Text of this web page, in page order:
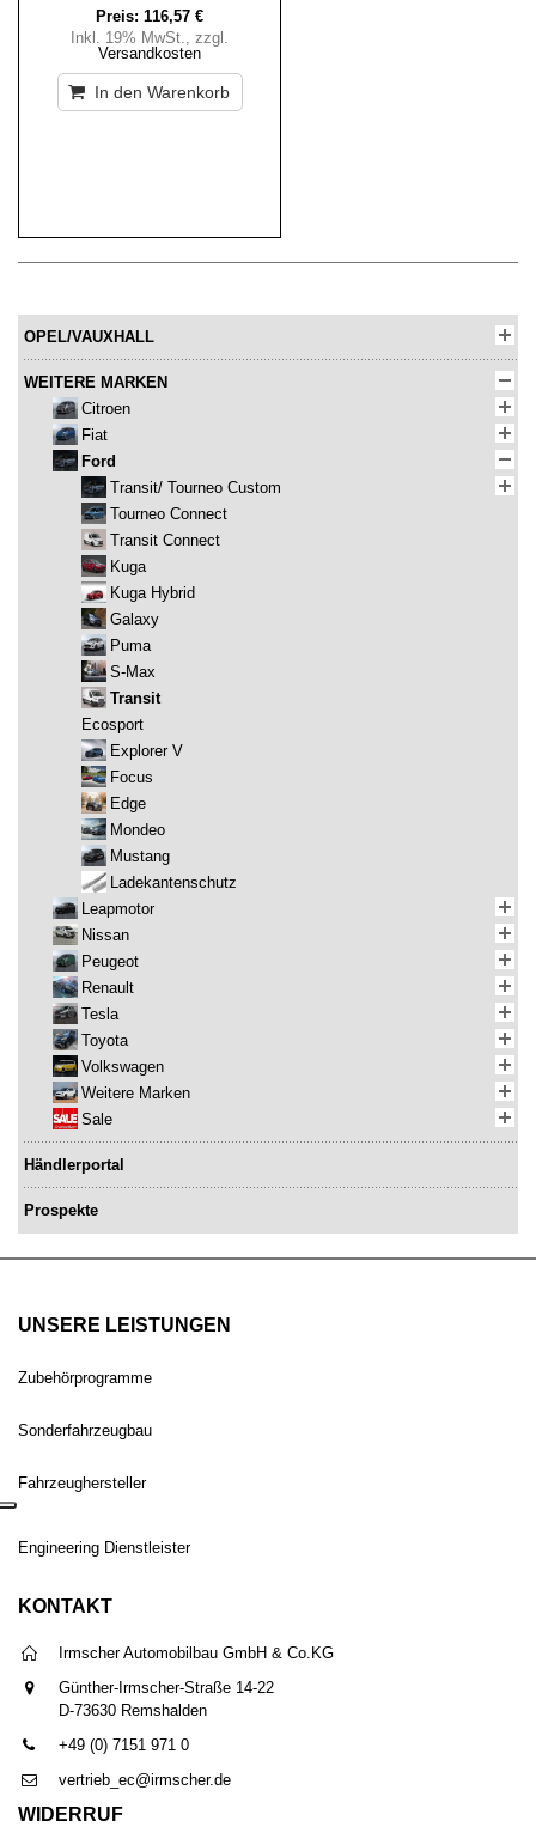
Preis: 116,57 €
Inkl. 19% MwSt., zzgl.
Versandkosten
In den Warenkorb
OPEL/VAUXHALL
WEITERE MARKEN
Citroen
Fiat
Ford
Transit/ Tourneo Custom
Tourneo Connect
Transit Connect
Kuga
Kuga Hybrid
Galaxy
Puma
S-Max
Transit
Ecosport
Explorer V
Focus
Edge
Mondeo
Mustang
Ladekantenschutz
Leapmotor
Nissan
Peugeot
Renault
Tesla
Toyota
Volkswagen
Weitere Marken
Sale
Händlerportal
Prospekte
UNSERE LEISTUNGEN
Zubehörprogramme
Sonderfahrzeugbau
Fahrzeughersteller
Engineering Dienstleister
KONTAKT
Irmscher Automobilbau GmbH & Co.KG
Günther-Irmscher-Straße 14-22
D-73630 Remshalden
+49 (0) 7151 971 0
vertrieb_ec@irmscher.de
WIDERRUF